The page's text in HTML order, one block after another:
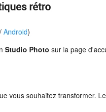
rétro
/Android)
Studio Photo sur la page
vous souhaitez transformer.